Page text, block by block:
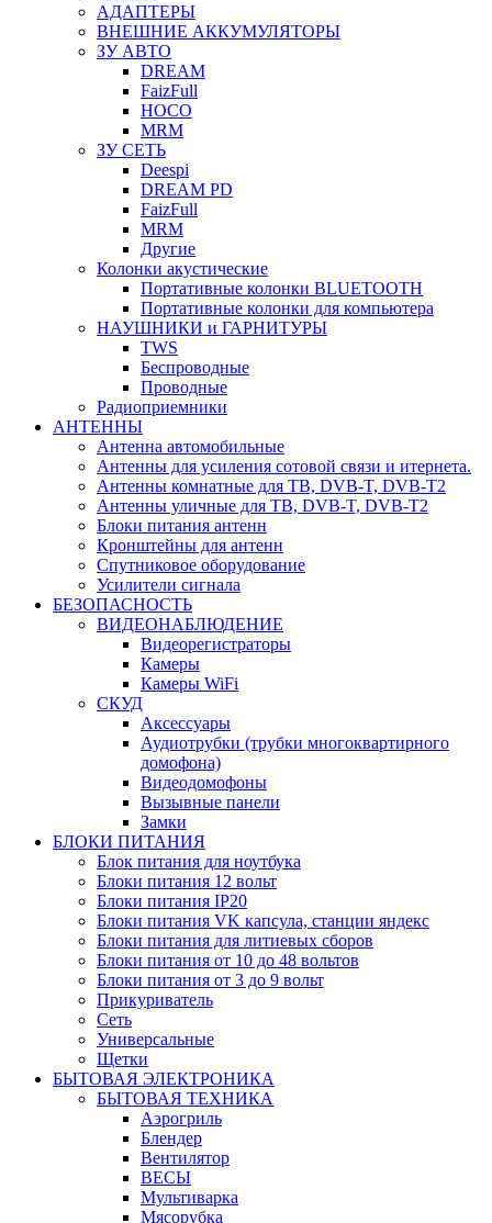
АДАПТЕРЫ
ВНЕШНИЕ АККУМУЛЯТОРЫ
ЗУ АВТО
DREAM
FaizFull
HOCO
MRM
ЗУ СЕТЬ
Deespi
DREAM PD
FaizFull
MRM
Другие
Колонки акустические
Портативные колонки BLUETOOTH
Портативные колонки для компьютера
НАУШНИКИ и ГАРНИТУРЫ
TWS
Беспроводные
Проводные
Радиоприемники
АНТЕННЫ
Антенна автомобильные
Антенны для усиления сотовой связи и итернета.
Антенны комнатные для ТВ, DVB-T, DVB-T2
Антенны уличные для ТВ, DVB-T, DVB-T2
Блоки питания антенн
Кронштейны для антенн
Спутниковое оборудование
Усилители сигнала
БЕЗОПАСНОСТЬ
ВИДЕОНАБЛЮДЕНИЕ
Видеорегистраторы
Камеры
Камеры WiFi
СКУД
Аксессуары
Аудиотрубки (трубки многоквартирного
домофона)
Видеодомофоны
Вызывные панели
Замки
БЛОКИ ПИТАНИЯ
Блок питания для ноутбука
Блоки питания 12 вольт
Блоки питания IP20
Блоки питания VK капсула, станции яндекс
Блоки питания для литиевых сборов
Блоки питания от 10 до 48 вольтов
Блоки питания от 3 до 9 вольт
Прикуриватель
Сеть
Универсальные
Щетки
БЫТОВАЯ ЭЛЕКТРОНИКА
БЫТОВАЯ ТЕХНИКА
Аэрогриль
Блендер
Вентилятор
ВЕСЫ
Мультиварка
Мясорубка